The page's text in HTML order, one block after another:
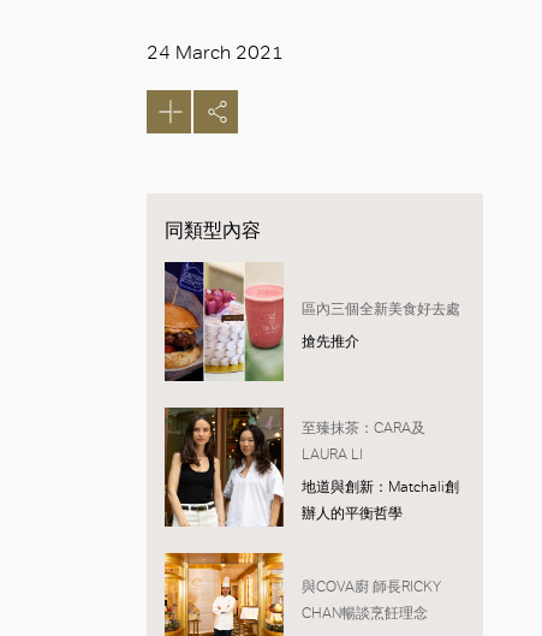
24 March 2021
同類型內容
區內三個全新美食好去處
搶先推介
至臻抹茶：CARA及
LAURA LI
地道與創新：Matchali創
辦人的平衡哲學
與COVA廚 師長RICKY
CHAN暢談烹飪理念